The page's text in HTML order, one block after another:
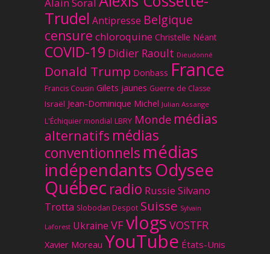
Trudel Antipresse Belgique
censure chloroquine Christelle Néant
COVID-19 Didier Raoult Dieudonné
Donald Trump Donbass France
Francis Cousin Gilets jaunes Guerre de Classe
Israël Jean-Dominique Michel Julian Assange
L'Échiquier mondial LBRY Monde médias
alternatifs médias
conventionnels médias
indépendantsOdysee
Québec radio Russie Silvano
Trotta Slobodan Despot Suisse Sylvain
Laforest Ukraine VFvlogs VOSTFR
Xavier Moreau YouTube États-Unis